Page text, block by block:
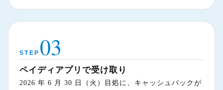
STEP 03
ペイディアプリで受け取り
2026 年 6 月 30 日（火）目処に、キャッシュバックが